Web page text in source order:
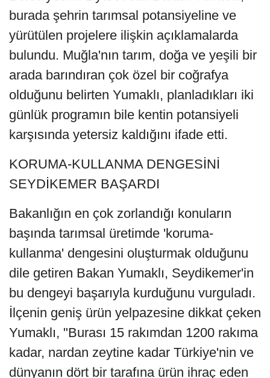
burada şehrin tarımsal potansiyeline ve
yürütülen projelere ilişkin açıklamalarda
bulundu. Muğla'nın tarım, doğa ve yeşili bir
arada barındıran çok özel bir coğrafya
olduğunu belirten Yumaklı, planladıkları iki
günlük programın bile kentin potansiyeli
karşısında yetersiz kaldığını ifade etti.
KORUMA-KULLANMA DENGESİNİ
SEYDİKEMER BAŞARDI
Bakanlığın en çok zorlandığı konuların
başında tarımsal üretimde 'koruma-
kullanma' dengesini oluşturmak olduğunu
dile getiren Bakan Yumaklı, Seydikemer'in
bu dengeyi başarıyla kurduğunu vurguladı.
İlçenin geniş ürün yelpazesine dikkat çeken
Yumaklı, "Burası 15 rakımdan 1200 rakıma
kadar, nardan zeytine kadar Türkiye'nin ve
dünyanın dört bir tarafına ürün ihraç eden